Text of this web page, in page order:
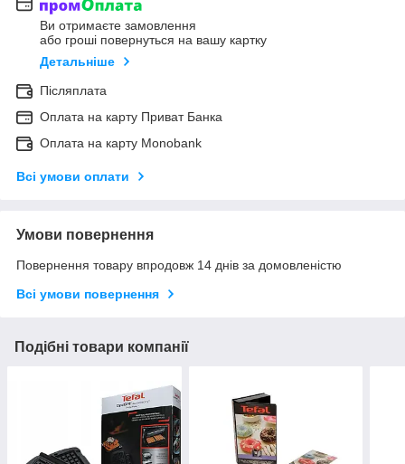
Ви отримаєте замовлення
або гроші повернуться на вашу картку
Детальніше
Післяплата
Оплата на карту Приват Банка
Оплата на карту Monobank
Всі умови оплати
Умови повернення
Повернення товару впродовж 14 днів за домовленістю
Всі умови повернення
Подібні товари компанії